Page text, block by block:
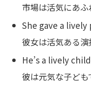
市場は活気にあふ
She gave a
彼女は活気ある演
He’s a lively
彼は元気な子ども